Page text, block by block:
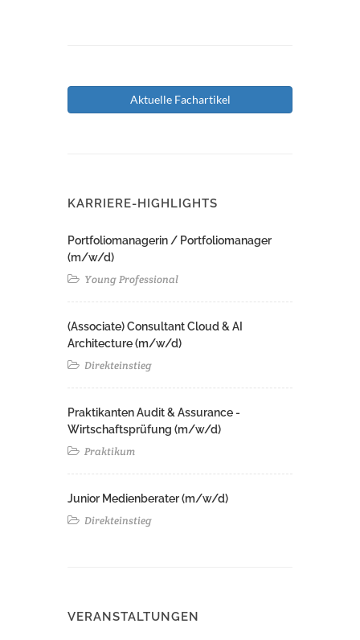
Aktuelle Fachartikel
KARRIERE-HIGHLIGHTS
Portfoliomanagerin / Portfoliomanager
(m/w/d)
Young Professional
(Associate) Consultant Cloud & AI
Architecture (m/w/d)​ ​
Direkteinstieg
Praktikanten Audit & Assurance -
Wirtschaftsprüfung (m/w/d)
Praktikum
Junior Medienberater (m/w/d)
Direkteinstieg
VERANSTALTUNGEN